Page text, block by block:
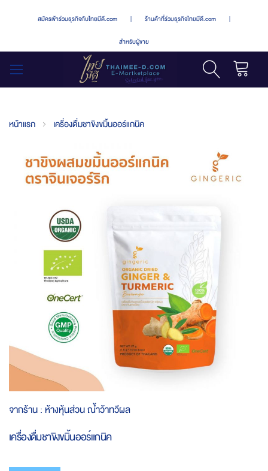
สมัครเข้าร่วมธุรกิจกับไทยมีดี.com | ร้านค้าที่ร่วมธุรกิจไทยมีดี.com |
สำหรับผู้ขาย
หน้าแรก เครื่องดื่มชาขิงขมิ้นออร์แกนิค
to
beginning
the
จากร้าน :ห้างหุ้นส่วน ณ้ำว้าทวีผล
เครื่องดื่มชาขิงขมิ้นออร์แกนิค